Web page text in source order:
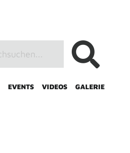
EVENTS VIDEOS GALERIE